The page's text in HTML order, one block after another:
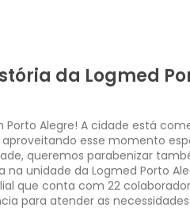
da Logmed
Porto Alegre! A cidade está
aproveitando esse momento
queremos parabenizar
na unidade da Logmed Porto
que conta com 22
para atender as